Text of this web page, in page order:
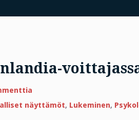
artikkeliin
on
minussa
näyttämöt, Lukeminen,